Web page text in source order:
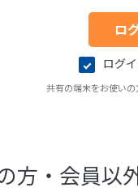
ログ
共有の端末をお使い
方・会員以